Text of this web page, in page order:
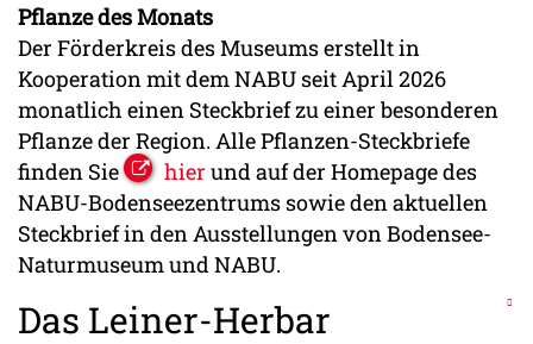
Pflanze des Monats
Der Förderkreis des Museums erstellt in
Kooperation mit dem NABU seit April 2026
monatlich einen Steckbrief zu einer besonderen
Pflanze der Region. Alle Pflanzen-Steckbriefe
finden Sie
hier und auf der Homepage des
NABU-Bodenseezentrums sowie den aktuellen
Steckbrief in den Ausstellungen von Bodensee-
Naturmuseum und NABU.
Das Leiner-Herbar